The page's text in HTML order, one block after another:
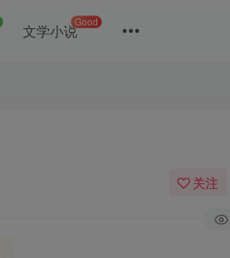
文学小说Good
关注